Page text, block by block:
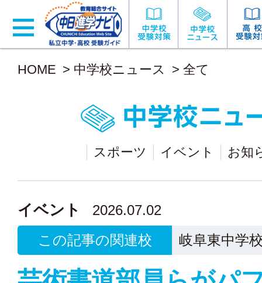
HOME > 中学校ニュース > 全て
スポーツ イベント お知
イベント
2026.07.02
この記事の関連校
岐阜東中学